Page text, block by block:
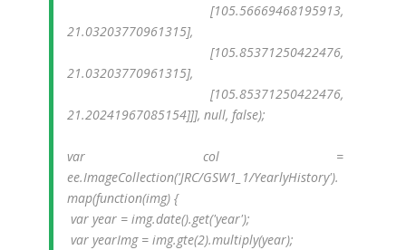
[105.56669468195913,
21.03203770961315],
[105.85371250422476,
21.03203770961315],
[105.85371250422476,
21.20241967085154]]], null, false);
var col =
ee.ImageCollection('JRC/GSW1_1/YearlyHistory').
map(function(img) {
var year = img.date().get('year');
var yearImg = img.gte(2).multiply(year);